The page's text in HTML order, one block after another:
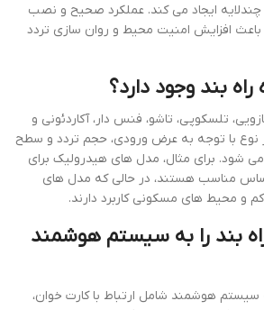
چندلایه ایجاد می کند. عملکرد صحیح و نصب
باعث افزایش امنیت محیط و روان سازی تردد
بند وجود دارد؟
تلسکوپی، تاشو، فنس دار، آکاردئونی و
نوع با توجه به عرض ورودی، حجم تردد و سطح
می شود. برای مثال، مدل های هیدرولیک برای
مناسب هستند، در حالی که مدل های
و محیط های مسکونی کاربرد دارند.
بند را به سیستم هوشمند
سیستم هوشمند شامل ارتباط با کارت خوان،